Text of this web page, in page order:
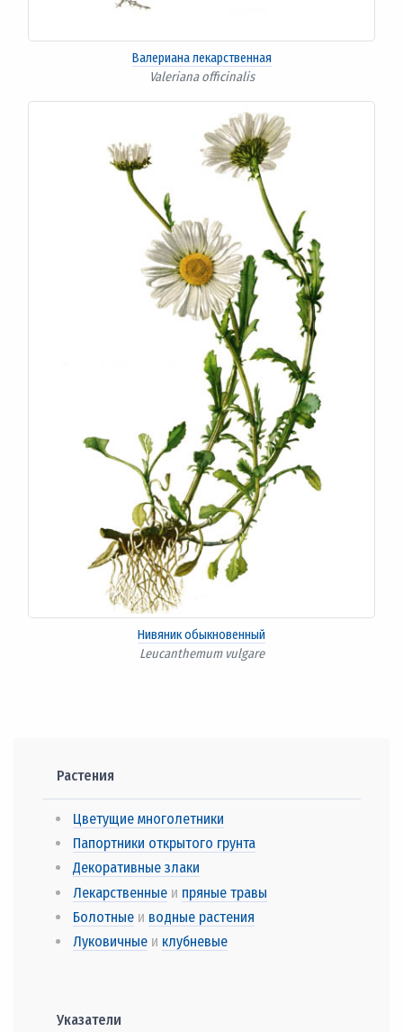
Валериана лекарственная
Valeriana officinalis
Нивяник обыкновенный
Leucanthemum vulgare
Растения
Цветущие многолетники
Папортники открытого грунта
Декоративные злаки
Лекарственныеи пряные травы
Болотныеи водные растения
Луковичныеи клубневые
Указатели